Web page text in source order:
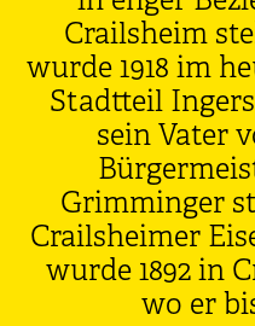
Crailsheim
wurde 1918 im
Stadtteil
sein Vater
Grimminger
Crailsheimer
wurde 1892 in
wo er